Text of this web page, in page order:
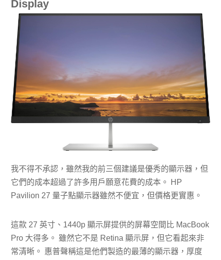
Display
我不得不承認，雖然我的前三個建議是優秀的顯示器，但
它們的成本超過了許多用戶願意花費的成本。 HP
Pavilion 27 量子點顯示器雖然不便宜，但價格更實惠。
這款 27 英寸、1440p 顯示屏提供的屏幕空間比 MacBook
Pro 大得多。 雖然它不是 Retina 顯示屏，但它看起來非
常清晰。 惠普聲稱這是他們製造的最薄的顯示器，厚度